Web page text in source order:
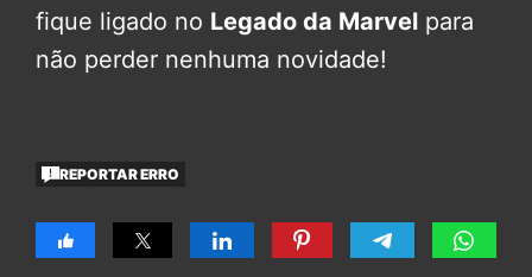
fique ligado no Legado da Marvel para
não perder nenhuma novidade!
REPORTAR ERRO